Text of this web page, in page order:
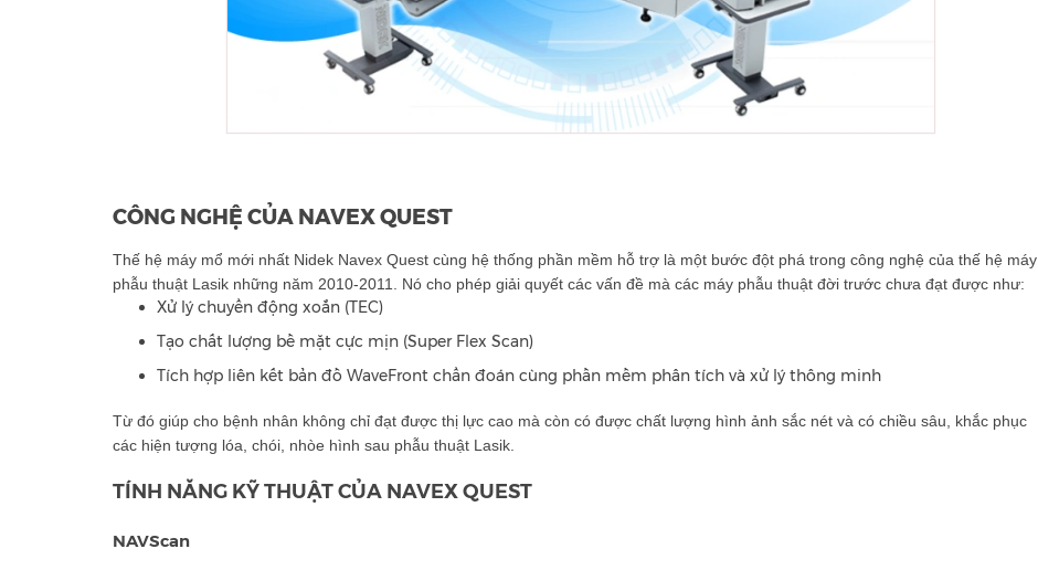
CÔNG NGHỆ CỦA NAVEX QUEST
Thế hệ máy mổ mới nhất Nidek Navex Quest cùng hệ thống phần mềm hỗ trợ là một bước đột phá trong công nghệ của thế hệ máy
phẫu thuật Lasik những năm 2010-2011. Nó cho phép giải quyết các vấn đề mà các máy phẫu thuật đời trước chưa đạt được như:
Xử lý chuyển động xoắn (TEC)
Tạo chất lượng bề mặt cực mịn (Super Flex Scan)
Tích hợp liên kết bản đồ WaveFront chẩn đoán cùng phần mềm phân tích và xử lý thông minh
Từ đó giúp cho bệnh nhân không chỉ đạt được thị lực cao mà còn có được chất lượng hình ảnh sắc nét và có chiều sâu, khắc phục
các hiện tượng lóa, chói, nhòe hình sau phẫu thuật Lasik.
TÍNH NĂNG KỸ THUẬT CỦA NAVEX QUEST
NAVScan